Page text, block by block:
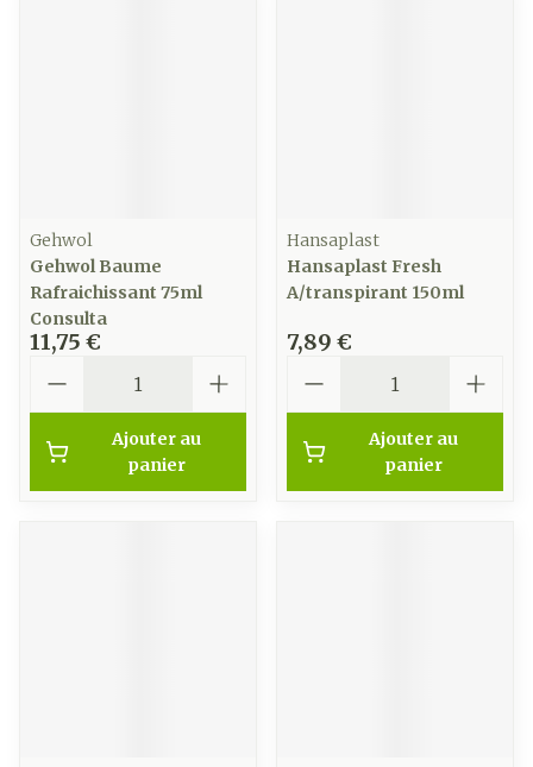
Gehwol
Gehwol Baume
Rafraichissant 75ml
Consulta
11,75 €
Ajouter au
panier
Hansaplast
Hansaplast Fresh
A/transpirant 150ml
7,89 €
Ajouter au
panier